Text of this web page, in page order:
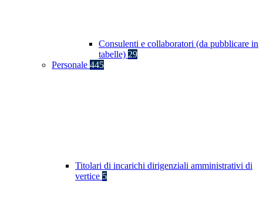
Consulenti e collaboratori (da pubblicare in
tabelle) 29
Personale 445
Titolari di incarichi dirigenziali amministrativi di
vertice 5